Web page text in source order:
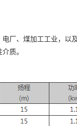
厂、煤加工工业，以
质。